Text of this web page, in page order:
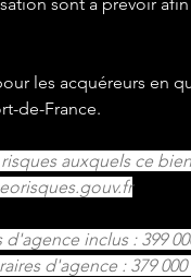
les acquéreurs en
de-France.
auxquels ce
inclus : 399
d'agence : 379 000